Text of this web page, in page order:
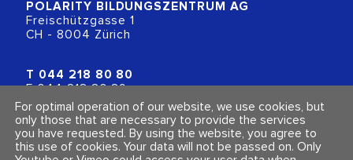
POLARITY BILDUNGSZENTRUM AG
Freischützgasse 1
CH - 8004 Zürich
T 044 218 80 80
F 044 218 80 89
info@polarity.ch
Contact & Info
Follow us
For optimal operation of our website, we use cookies, but
only those that are necessary to provide the services
you have requested. By using the website, you agree to
this use of cookies. Your data will not be passed on. Only